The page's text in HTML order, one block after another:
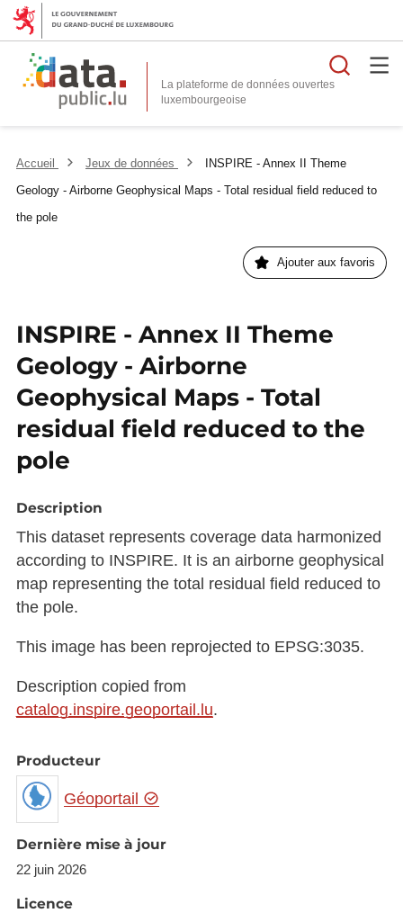
La plateforme de données ouvertes
Accueil Jeux de données
INSPIRE - Annex II Theme
Geology - Airborne Geophysical Maps - Total residual field reduced to
the pole
Ajouter aux favoris
INSPIRE - Annex II Theme
Geology - Airborne
Geophysical Maps - Total
residual field reduced to the
pole
Description
This dataset represents coverage data harmonized
according to INSPIRE. It is an airborne geophysical
map representing the total residual field reduced to
the pole.
This image has been reprojected to EPSG:3035.
Description copied from
catalog.inspire.geoportail.lu.
Producteur
Géoportail
Dernière mise à jour
22 juin 2026
Licence